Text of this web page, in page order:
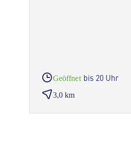
Geöffnet bis 20 Uhr
3,0 km